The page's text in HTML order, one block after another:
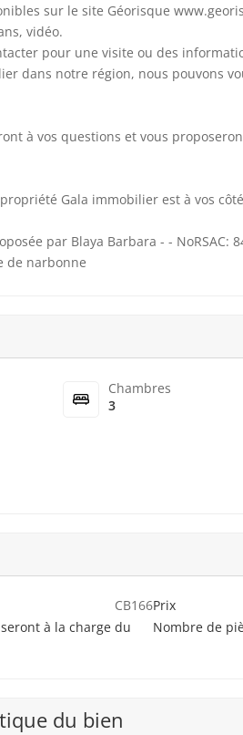
sur le site Géorisque
vidéo.
pour une visite ou des
dans notre région, nous pouvons
à vos questions et vous
Gala immobilier est à vos
par Blaya Barbara - - NoRSAC:
de narbonne
Chambres
3
CB166Prix
à la charge du
Nombre de
du bien